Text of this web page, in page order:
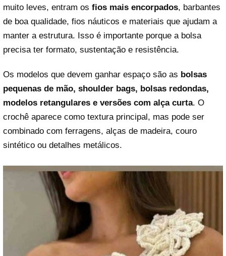
muito leves, entram os fios mais encorpados, barbantes
de boa qualidade, fios náuticos e materiais que ajudam a
manter a estrutura. Isso é importante porque a bolsa
precisa ter formato, sustentação e resistência.
Os modelos que devem ganhar espaço são as bolsas
pequenas de mão, shoulder bags, bolsas redondas,
modelos retangulares e versões com alça curta. O
crochê aparece como textura principal, mas pode ser
combinado com ferragens, alças de madeira, couro
sintético ou detalhes metálicos.